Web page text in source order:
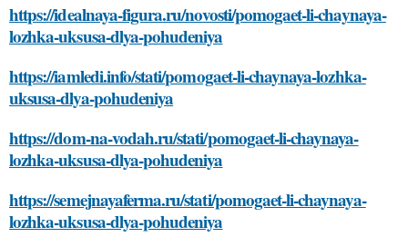
https://idealnaya-figura.ru/novosti/pomogaet-li-chaynaya-
lozhka-uksusa-dlya-pohudeniya
https://iamledi.info/stati/pomogaet-li-chaynaya-lozhka-
uksusa-dlya-pohudeniya
https://dom-na-vodah.ru/stati/pomogaet-li-chaynaya-
lozhka-uksusa-dlya-pohudeniya
https://semejnayaferma.ru/stati/pomogaet-li-chaynaya-
lozhka-uksusa-dlya-pohudeniya